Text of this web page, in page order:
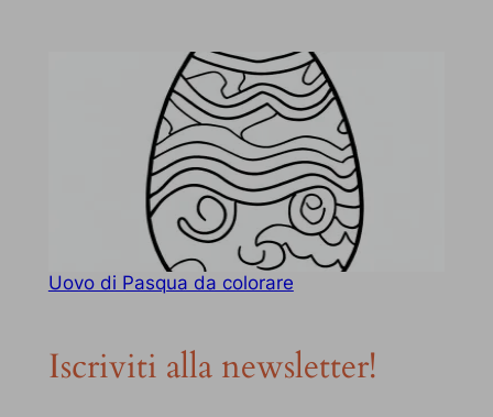
Uovo di Pasqua da colorare
Iscriviti alla newsletter!